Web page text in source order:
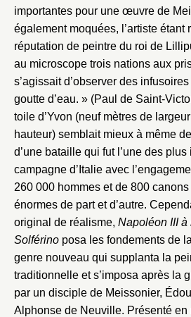
importantes pour une œuvre de
également moquées, l’artiste étant
réputation de peintre du roi de
au microscope trois nations aux
s’agissait d’observer des
goutte d’eau. » (Paul de Saint-
toile d’Yvon (neuf mètres de
hauteur) semblait mieux à même
d’une bataille qui fut l’une des
campagne d’Italie avec
260 000 hommes et de 800
énormes de part et d’autre.
original de réalisme, Napoléon III
Solférino posa les fondements de
genre nouveau qui supplanta la
traditionnelle et s’imposa après la
par un disciple de Meissonier,
Alphonse de Neuville. Présenté en